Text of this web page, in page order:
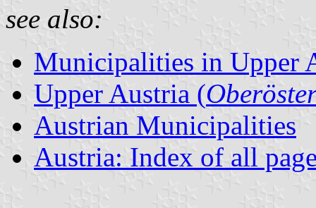
see also:
Municipalities in Upper
Upper Austria (
Austrian Municipalities
Austria: Index of all